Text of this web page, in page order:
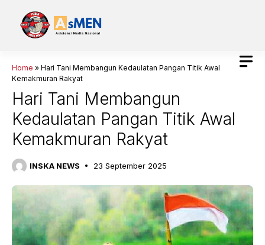
Home » Hari Tani Membangun Kedaulatan Pangan Titik Awal
Kemakmuran Rakyat
Hari Tani Membangun
Kedaulatan Pangan Titik Awal
Kemakmuran Rakyat
INSKA NEWS 23 September 2025